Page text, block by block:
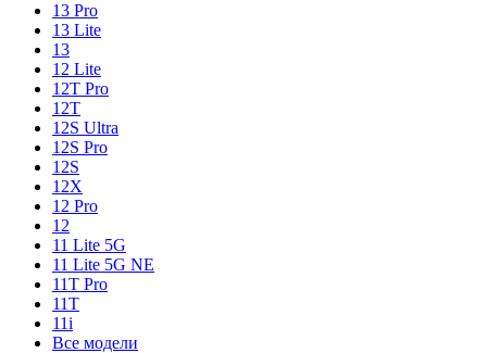
13 Pro
13 Lite
13
12 Lite
12T Pro
12T
12S Ultra
12S Pro
12S
12X
12 Pro
12
11 Lite 5G
11 Lite 5G NE
11T Pro
11T
11i
Все модели